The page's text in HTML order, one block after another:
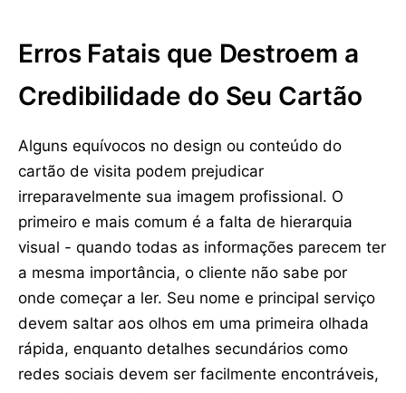
Erros Fatais que Destroem a
Credibilidade do Seu Cartão
Alguns equívocos no design ou conteúdo do
cartão de visita podem prejudicar
irreparavelmente sua imagem profissional. O
primeiro e mais comum é a falta de hierarquia
visual - quando todas as informações parecem ter
a mesma importância, o cliente não sabe por
onde começar a ler. Seu nome e principal serviço
devem saltar aos olhos em uma primeira olhada
rápida, enquanto detalhes secundários como
redes sociais devem ser facilmente encontráveis,